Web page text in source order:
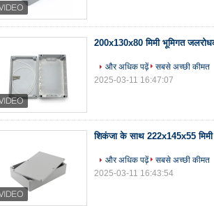
200x130x80 मिमी भूमिगत
और अधिक पढ़ें
सबसे अच्छी कीमत
2025-03-11 16:47:07
शिकंजा के साथ 222x145x55
और अधिक पढ़ें
सबसे अच्छी कीमत
2025-03-11 16:43:54